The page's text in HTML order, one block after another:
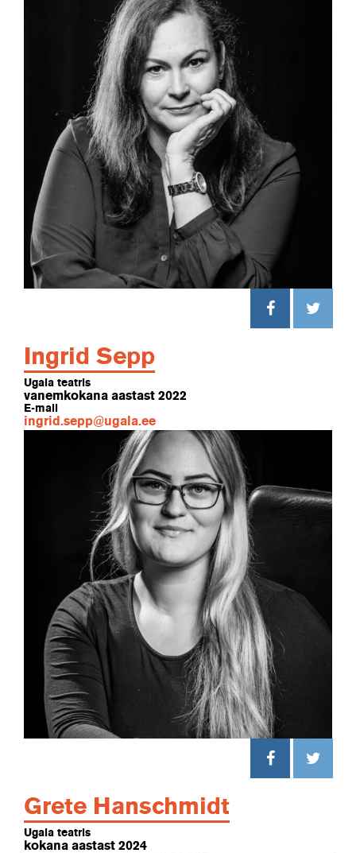
Ingrid Sepp
Ugala teatris
vanemkokana aastast 2022
E-mail
ingrid.sepp@ugala.ee
Grete Hanschmidt
Ugala teatris
kokana aastast 2024